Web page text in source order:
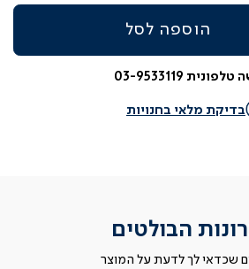
הוספה לסל
03-9533119
בדיקת מלאי בחנויות
הבולטים
שכדאי לך לדעת על המוצר